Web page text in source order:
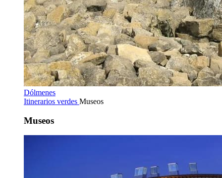
Dólmenes
Itinerarios verdes Museos
Museos